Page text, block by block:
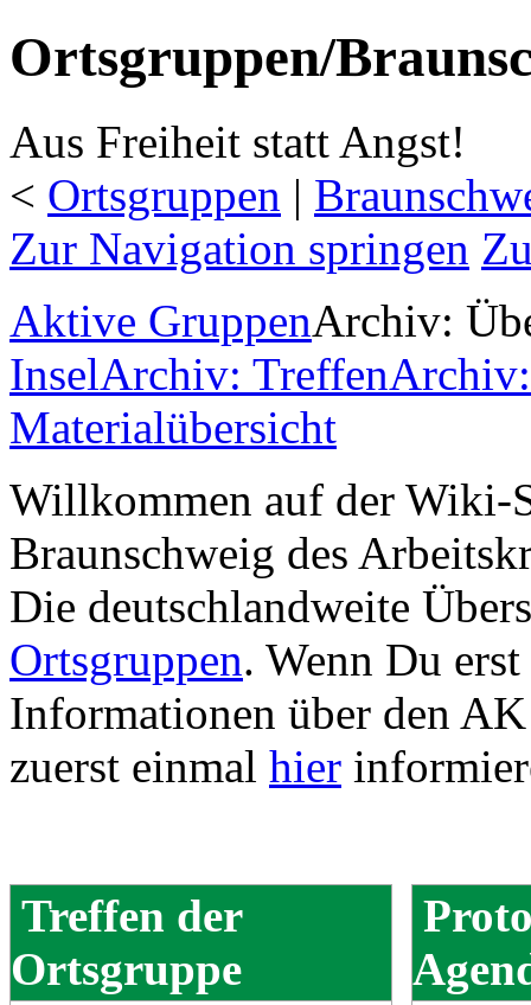
Ortsgruppen/
Aus Freiheit statt Angst!
< Ortsgruppen ‎ |
Zur Navigation springen
Aktive GruppenArchiv:
InselArchiv: TreffenArchiv:
Materialübersicht
Willkommen auf der Wiki-
Braunschweig des
Die deutschlandweite
Ortsgruppen. Wenn Du
Informationen über den
zuerst einmal hier
Treffen der
Ortsgruppe